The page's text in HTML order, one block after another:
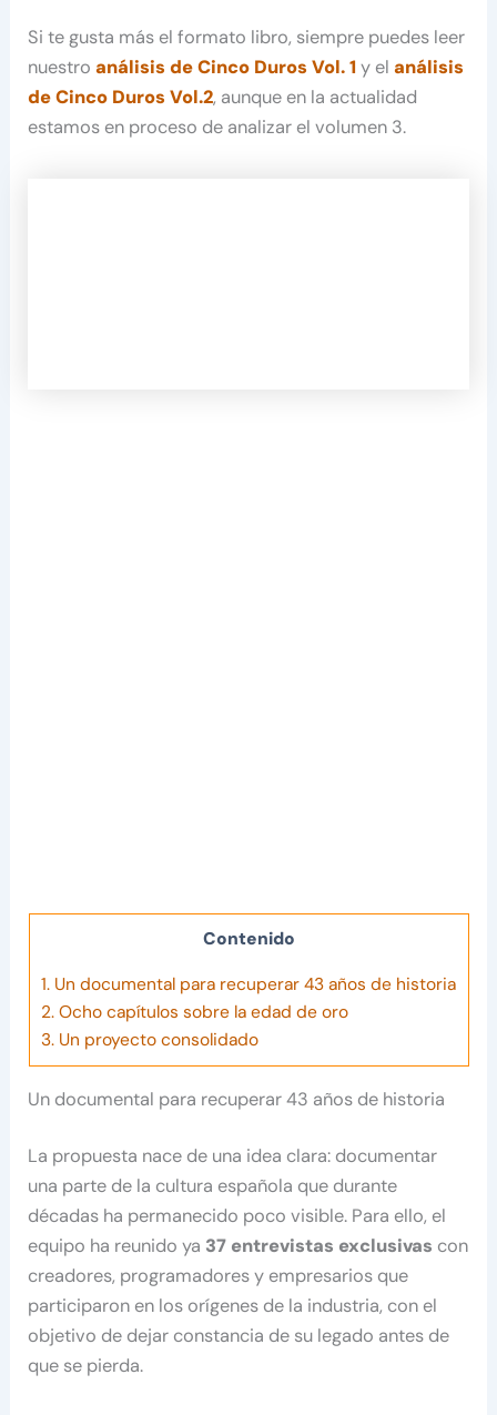
Si te gusta más el formato libro, siempre puedes leer
nuestroanálisis de Cinco Duros Vol. 1y elanálisis
de Cinco Duros Vol.2, aunque en la actualidad
estamos en proceso de analizar el volumen 3.
Contenido
1.Un documental para recuperar 43 años de historia
2.Ocho capítulos sobre la edad de oro
3.Un proyecto consolidado
Un documental para recuperar 43 años de historia
La propuesta nace de una idea clara: documentar
una parte de la cultura española que durante
décadas ha permanecido poco visible. Para ello, el
equipo ha reunido ya 37 entrevistas exclusivas con
creadores, programadores y empresarios que
participaron en los orígenes de la industria, con el
objetivo de dejar constancia de su legado antes de
que se pierda.